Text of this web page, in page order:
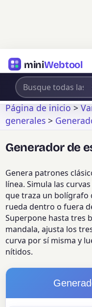
miniWebtool
Página de inicio>
generales >
Generador de
Genera patrones
línea. Simula las
que traza un bolígrafo
rueda dentro o fuera
Superpone hasta tres
mandala, ajusta los
curva por sí misma y
nítidos.